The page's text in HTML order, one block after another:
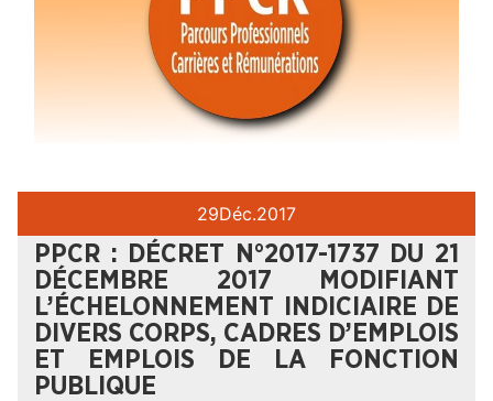
29Déc.2017
PPCR : DÉCRET N°2017-1737 DU 21
DÉCEMBRE 2017 MODIFIANT
L’ÉCHELONNEMENT INDICIAIRE DE
DIVERS CORPS, CADRES D’EMPLOIS
ET EMPLOIS DE LA FONCTION
PUBLIQUE